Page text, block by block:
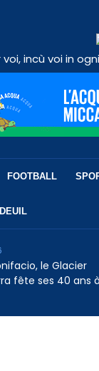
voi, incù voi in
FOOTBALL
le Glacier
fête ses 40 ans à